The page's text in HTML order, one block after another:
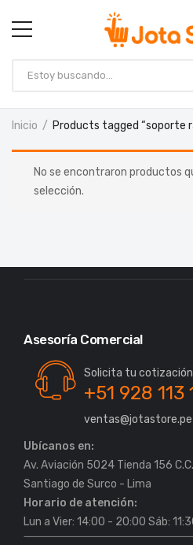
Inicio Products tagged “soporte
No se encontraron productos
selección.
Asesoría Comercial
Solicita tu cotización
+51 928 113
ventas@jotastore.pe
Ubícanos en:
Av. Aviación 5024 Tienda 156
Horario de atención:
Lun a Vier: 14:00 - 20:00 Sáb: